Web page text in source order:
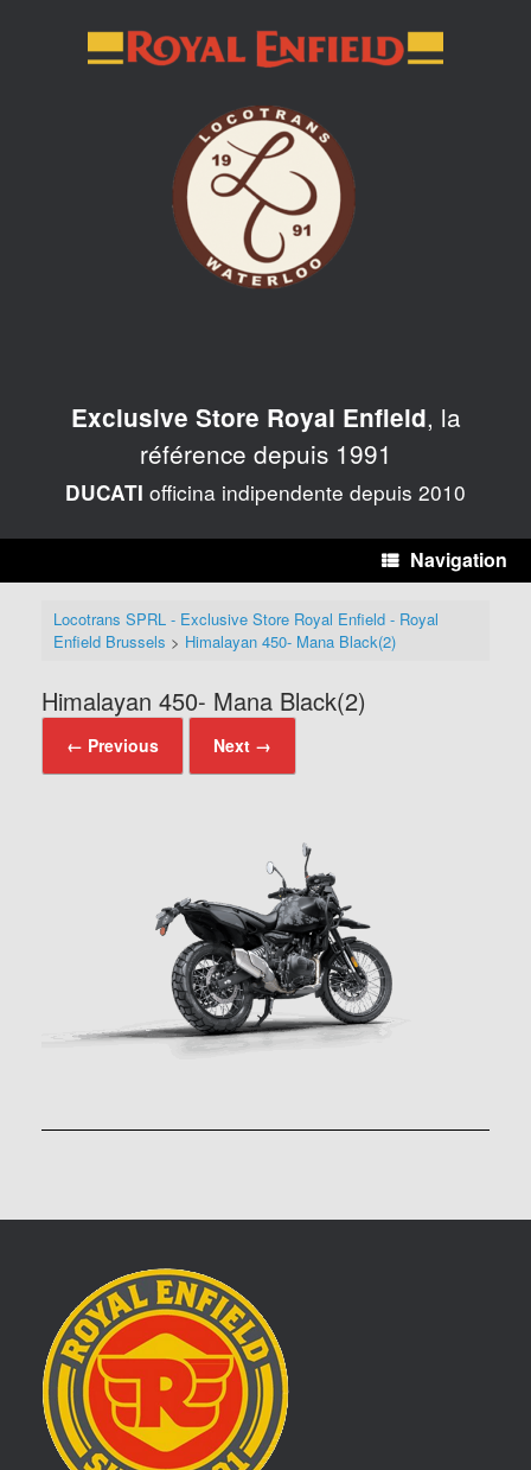
Exclusive Store Royal Enfield, la
référence depuis 1991
DUCATI officina indipendente depuis 2010
Navigation
Locotrans SPRL - Exclusive Store Royal Enfield - Royal
Enfield Brussels > Himalayan 450- Mana Black(2)
Himalayan 450- Mana Black(2)
← Previous Next →